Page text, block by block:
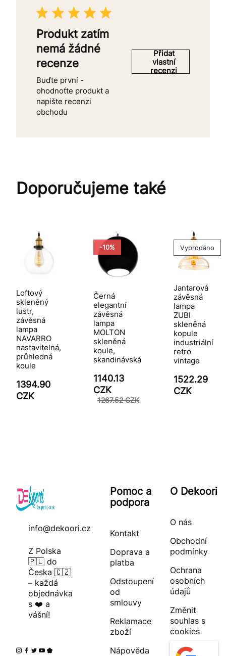
Produkt zatím
nemá žádné
recenze
Buďte první -
ohodnoťte produkt a
napište recenzi
obchodu
Přidat
vlastní
recenzi
Doporučujeme také
Loftový
skleněný
lustr,
závěsná
lampa
NAVARRO
nastavitelná,
průhledná
koule
1394.90
CZK
-10%
Černá
elegantní
závěsná
lampa
MOLTON
skleněná
koule,
skandinávská
1140.13
CZK
1267.52 CZK
Vyprodáno
Jantarová
závěsná
lampa
ZUBI
skleněná
kopule
industriální
retro
vintage
1522.29
CZK
info@dekoori.cz
Z Polska
🇵🇱 do
Česka 🇨🇿
– každá
objednávka
s ❤️ a
vášní!
Pomoc a
podpora
Kontakt
Doprava a
platba
Odstoupení
od
smlouvy
Reklamace
zboží
Nápověda
O Dekoori
O nás
Obchodní
podmínky
Ochrana
osobních
údajů
Změnit
souhlas s
cookies